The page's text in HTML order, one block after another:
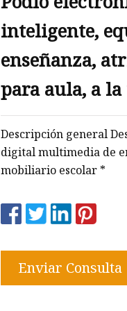
inteligente,
enseñanza,
para aula, a
Descripción general
digital multimedia de
mobiliario escolar *
Enviar Consulta